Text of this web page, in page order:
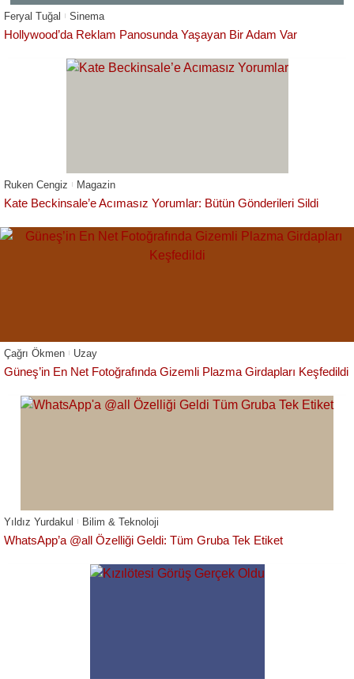
Feryal Tuğal Sinema
Hollywood’da Reklam Panosunda Yaşayan Bir Adam Var
Ruken Cengiz Magazin
Kate Beckinsale’e Acımasız Yorumlar: Bütün Gönderileri Sildi
Çağrı Ökmen Uzay
Güneş’in En Net Fotoğrafında Gizemli Plazma Girdapları Keşfedildi
Yıldız Yurdakul Bilim & Teknoloji
WhatsApp’a @all Özelliği Geldi: Tüm Gruba Tek Etiket